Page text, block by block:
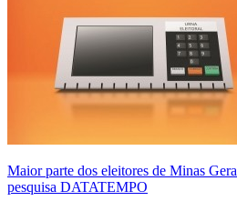
Maior parte dos eleitores de Minas
pesquisa DATATEMPO